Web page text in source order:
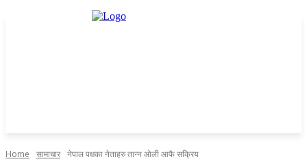
Home सामाचार नेपाल पक्षका नेताहरु तान्न ओली आफै सक्रिय